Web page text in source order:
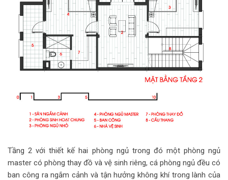
Tầng 2 với thiết kế hai phòng ngủ trong đó một phòng ngủ
master có phòng thay đồ và vệ sinh riêng, cá phòng ngủ đều có
ban công ra ngắm cảnh và tận hưởng không khí trong lành của